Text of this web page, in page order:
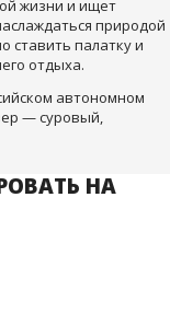
жизни и ищет
природой
ставить палатку и
отдыха.
автономном
— суровый,
НА